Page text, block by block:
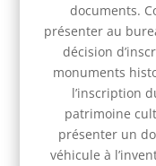
documents.
présenter au
décision
monuments
l’inscription
patrimoine
présenter un
véhicule à